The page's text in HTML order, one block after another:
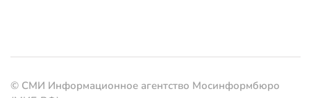
© СМИ Информационное агентство Мосинформбюро